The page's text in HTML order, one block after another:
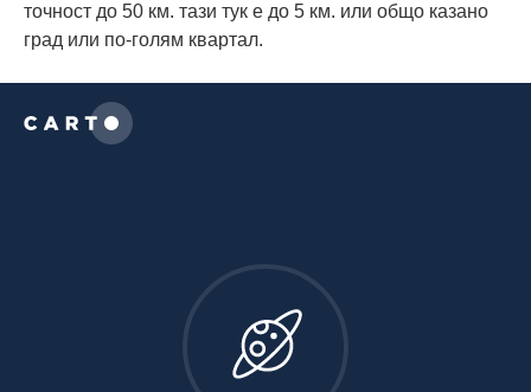
точност до 50 км. тази тук е до 5 км. или общо казано
град или по-голям квартал.